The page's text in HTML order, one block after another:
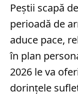
Peștii scapă
perioadă de
aduce pace,
în plan
2026 le va
dorințele